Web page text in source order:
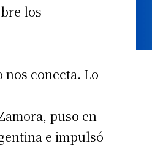
los
nos conecta. Lo
puso en
e impulsó